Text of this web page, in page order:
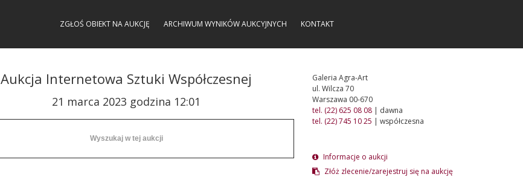
ZGŁOŚ OBIEKT NA AUKCJĘ ARCHIWUM WYNIKÓW AUKCYJNYCH KONTAKT
Aukcja Internetowa Sztuki Współczesnej
21 marca 2023 godzina 12:01
Galeria Agra-Art
ul. Wilcza 70
Warszawa 00-670
tel. (22) 625 08 08| dawna
tel. (22) 745 10 25 | współczesna
Informacje o aukcji
Złóż zlecenie/zarejestruj się na aukcję